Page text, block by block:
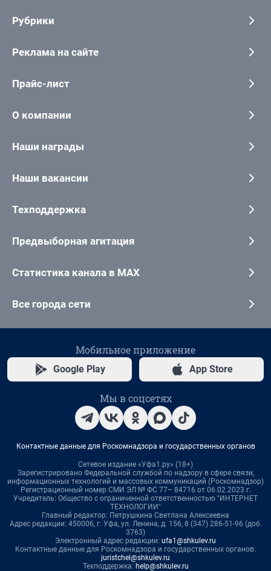
Рубрики
Реклама на сайте
Прайс-лист
О компании
Наши награды
Наши вакансии
Техподдержка
Предвыборная агитация
Статистика канала в MAX
Все города сети
Мобильное приложение
Google Play App Store
Мы в соцсетях
Контактные данные для Роскомнадзора и государственных органов
Сетевое издание «Уфа1.ру» (18+)
Зарегистрировано Федеральной службой по надзору в сфере связи,
информационных технологий и массовых коммуникаций (Роскомнадзор)
Регистрационный номер СМИ ЭЛ № ФС 77– 84716 от 06.02.2023 г.
Учредитель: Общество с ограниченной ответственностью "ИНТЕРНЕТ
ТЕХНОЛОГИИ"
Главный редактор: Петрушкина Светлана Алексеевна
Адрес редакции: 450006, г. Уфа, ул. Ленина, д. 156, 8 (347) 286-51-96 (доб.
3763)
Электронный адрес редакции: ufa1@shkulev.ru
Контактные данные для Роскомнадзора и государственных органов:
juristchel@shkulev.ru
Техподдержка: help@shkulev.ru